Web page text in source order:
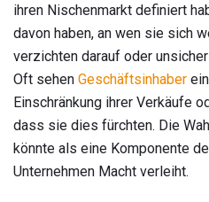
ihren Nischenmarkt definiert
davon haben, an wen sie sich
verzichten darauf oder
Oft sehen Geschäftsinhaber
Einschränkung ihrer Verkäufe
dass sie dies fürchten. Die
könnte als eine Komponente
Unternehmen Macht verleiht.